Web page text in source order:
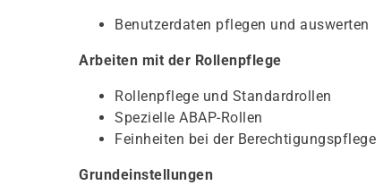
Benutzerdaten pflegen und auswerten
Arbeiten mit der Rollenpflege
Rollenpflege und Standardrollen
Spezielle ABAP-Rollen
Feinheiten bei der Berechtigungspflege
Grundeinstellungen